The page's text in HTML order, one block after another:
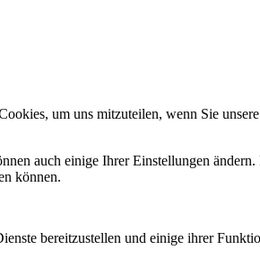
um uns mitzuteilen, wenn Sie
auch einige Ihrer Einstellungen
können.
bereitzustellen und einige ihrer